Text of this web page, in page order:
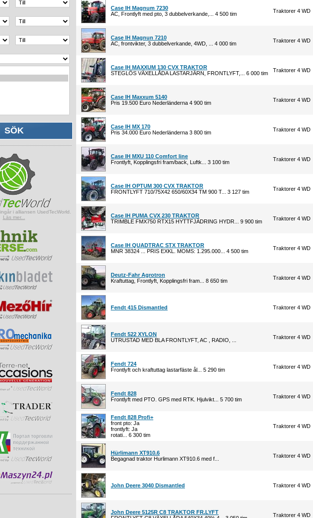
i alliansen UsedTecWorld.
Läs mer...
Case IH Magnum 7230
AC, Frontlyft med pto, 3 dubbelverkande,... 4 500 tim
Traktorer 4 WD
Case IH Magnun 7210
AC, frontvikter, 3 dubbelverkande, 4WD, ... 4 000 tim
Traktorer 4 WD
Case IH MAXXUM 130 CVX TRAKTOR
STEGLÖS VÄXELLÅDA LASTARJÄRN, FRONTLYFT,... 6 000 tim
Traktorer 4 WD
Case IH Maxxum 5140
Pris 19.500 Euro Nederländerna 4 900 tim
Traktorer 4 WD
Case IH MX 170
Pris 34.000 Euro Nederländerna 3 800 tim
Traktorer 4 WD
Case IH MXU 110 Comfort line
Frontlyft, Kopplingsfri fram/back, Luftk... 3 100 tim
Traktorer 4 WD
Case IH OPTUM 300 CVX TRAKTOR
FRONTLYFT 710/75X42 650/60X34 TM 900 T... 3 127 tim
Traktorer 4 WD
Case IH PUMA CVX 230 TRAKTOR
TRIMBLE FMX750 RTX15 HYTTFJÄDRING HYDR... 9 900 tim
Traktorer 4 WD
Case IH QUADTRAC STX TRAKTOR
MNR 38324 ... PRIS EXKL. MOMS: 1.295.000... 4 500 tim
Traktorer 4 WD
Deutz-Fahr Agrotron
Kraftuttag, Frontlyft, Kopplingsfri fram... 8 650 tim
Traktorer 4 WD
Fendt 415 Dismantled Traktorer 4 WD
Fendt 522 XYLON
UTRUSTAD MED BLA FRONTLYFT, AC , RADIO, ...
Traktorer 4 WD
Fendt 724
Frontlyft och kraftuttag lastarfäste ål... 5 290 tim
Traktorer 4 WD
Fendt 828
Frontlyft med PTO. GPS med RTK. Hjulvikt... 5 700 tim
Traktorer 4 WD
Fendt 828 Profi+
front pto: Ja
frontlyft: Ja
rotati... 6 300 tim
Traktorer 4 WD
Hürlimann XT910.6
Begagnad traktor Hurlimann XT910.6 med f...
Traktorer 4 WD
John Deere 3040 Dismantled Traktorer 4 WD
John Deere 5125R C8 TRAKTOR FR.LYFT
Traktorer 4 WD